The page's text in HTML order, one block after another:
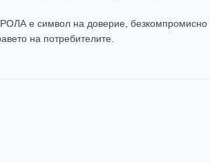
е символ на доверие, безкомпромисно
на потребителите.